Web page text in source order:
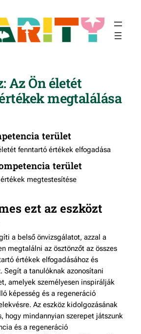
Az Ön életét
megtalálása
terület
fenntartó értékek elfogadása
terület
megtestesítése
ezt az eszközt
a belső önvizsgálatot, azzal a
megtalálni az ösztönzőt az összes
értékek elfogadásához és
Segít a tanulóknak azonosítani
amelyek személyesen inspirálják
képesség és a regeneráció
Az eszköz kidolgozásának
hogy mindannyian szerepet játszunk
és a regeneráció